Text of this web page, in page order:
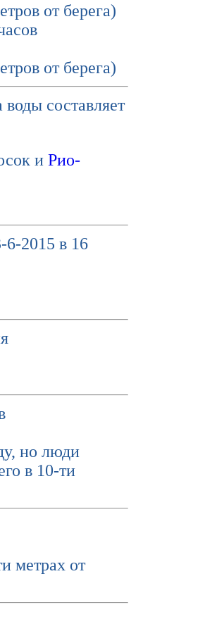
от берега)
от берега)
составляет
и Рио-
6-2015 в 16
но люди
в 10-ти
метрах от